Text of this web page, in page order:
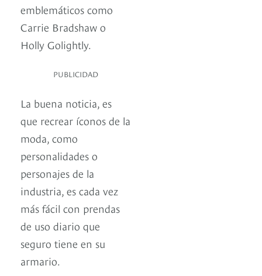
emblemáticos como
Carrie Bradshaw o
Holly Golightly.
PUBLICIDAD
La buena noticia, es
que recrear íconos de la
moda, como
personalidades o
personajes de la
industria, es cada vez
más fácil con prendas
de uso diario que
seguro tiene en su
armario.